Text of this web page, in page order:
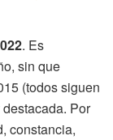
. Es
sin que
(todos siguen
Por
constancia,